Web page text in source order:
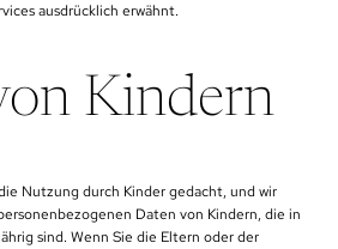
ausdrücklich erwähnt.
Kindern
Nutzung durch Kinder gedacht, und wir
Daten von Kindern, die in
sind. Wenn Sie die Eltern oder der